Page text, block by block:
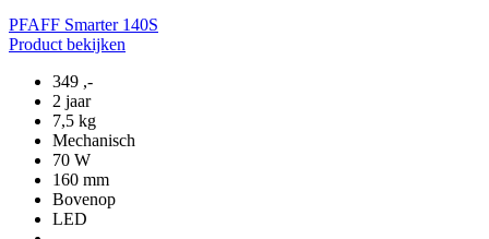
PFAFF Smarter 140S
Product bekijken
349 ,-
2 jaar
7,5 kg
Mechanisch
70 W
160 mm
Bovenop
LED